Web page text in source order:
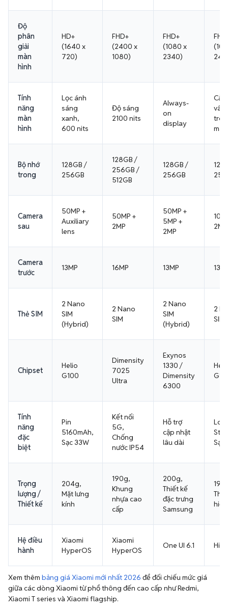
Độ
phân
giải
màn
hình
HD+
(1640 x
720)
FHD+
(2400 x
1080)
FHD+
(1080 x
2340)
Tính
năng
màn
hình
Lọc ánh
sáng
xanh,
600 nits
Độ sáng
2100 nits
Always-
on
display
vân
Bộ nhớ
trong
128GB /
256GB
128GB /
256GB /
512GB
128GB /
256GB
Camera
sau
50MP +
Auxiliary
lens
50MP +
2MP
50MP +
5MP +
2MP
2MP
Camera
trước
13MP 16MP 13MP
Thẻ SIM
2 Nano
SIM
(Hybrid)
2 Nano
SIM
2 Nano
SIM
(Hybrid)
2
SIM
Chipset
Helio
G100
Dimensity
7025
Ultra
Exynos
1330 /
Dimensity
6300
Tính
năng
đặc
biệt
Pin
5160mAh,
Sạc 33W
Kết nối
5G,
Chống
nước IP54
Hỗ trợ
cập nhật
lâu dài
Loa
Sạc
Trọng
lượng /
Thiết kế
204g,
Mặt lưng
kính
190g,
Khung
nhựa cao
cấp
200g,
Thiết kế
đặc trưng
Samsung
Hệ điều
hành
Xiaomi
HyperOS
Xiaomi
HyperOS
One UI 6.1
Xem thêm bảng giá Xiaomi mới nhất 2026 để đối chiếu mức giá
giữa các dòng Xiaomi từ phổ thông đến cao cấp như Redmi,
Xiaomi T series và Xiaomi flagship.